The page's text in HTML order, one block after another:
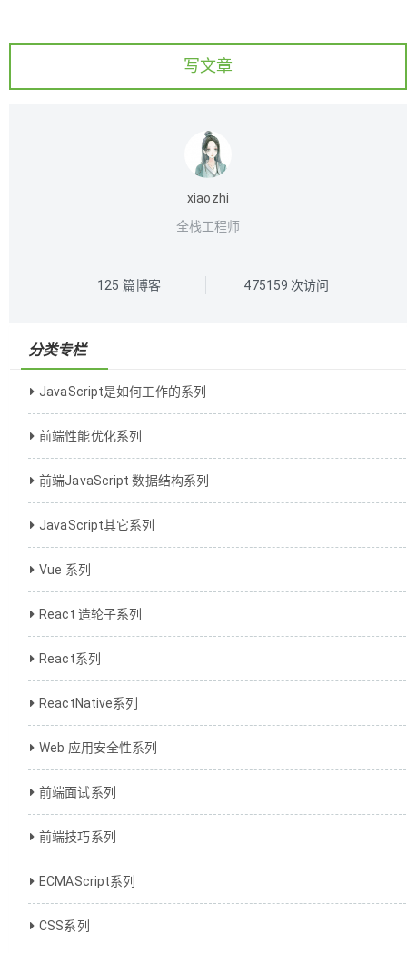
写文章
xiaozhi
全栈工程师
125 篇博客 475159 次访问
分类专栏
JavaScript是如何工作的系列
前端性能优化系列
前端JavaScript 数据结构系列
JavaScript其它系列
Vue 系列
React 造轮子系列
React系列
ReactNative系列
Web 应用安全性系列
前端面试系列
前端技巧系列
ECMAScript系列
CSS系列